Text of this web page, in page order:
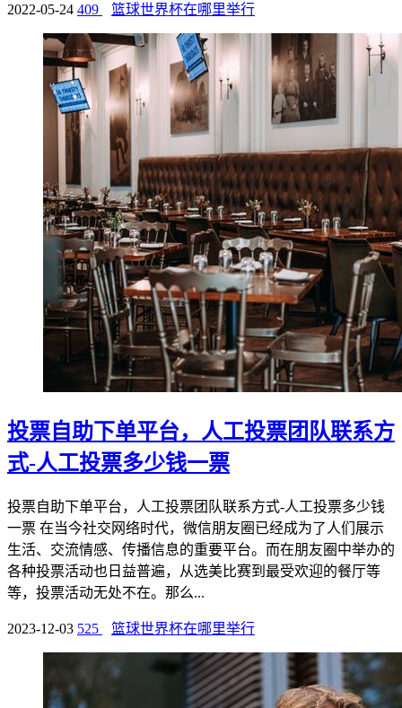
2022-05-24 409 篮球世界杯在哪里举行
投票自助下单平台，人工投票团队联系方
式-人工投票多少钱一票
投票自助下单平台，人工投票团队联系方式-人工投票多少钱
一票 在当今社交网络时代，微信朋友圈已经成为了人们展示
生活、交流情感、传播信息的重要平台。而在朋友圈中举办的
各种投票活动也日益普遍，从选美比赛到最受欢迎的餐厅等
等，投票活动无处不在。那么...
2023-12-03 525 篮球世界杯在哪里举行